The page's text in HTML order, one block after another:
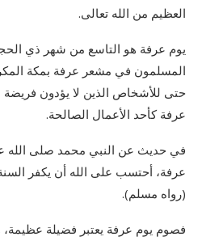
العظيم من الله تعالى.
يوم عرفة هو التاسع من شهر ذي
المسلمون في مشعر عرفة بمكة
حتى للأشخاص الذين لا يؤدون
عرفة كأحد الأعمال الصالحة.
في حديث عن النبي محمد صلى الله
عرفة، أحتسب على الله أن يكفر
(رواه مسلم).
فصوم يوم عرفة يعتبر فضيلة عظيمة،